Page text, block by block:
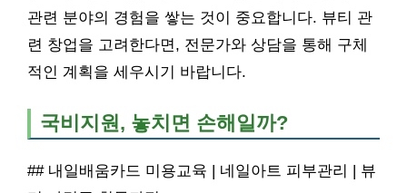
관련 분야의 경험을 쌓는 것이 중요합니다. 뷰티 관
련 창업을 고려한다면, 전문가와 상담을 통해 구체
적인 계획을 세우시기 바랍니다.
국비지원, 놓치면 손해일까?
## 내일배움카드 미용교육 | 네일아트 피부관리 | 뷰